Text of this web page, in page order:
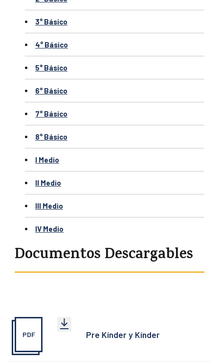
3° Básico
4° Básico
5° Básico
6° Básico
7° Básico
8° Básico
I Medio
II Medio
III Medio
IV Medio
Documentos Descargables
PDF Pre Kínder y Kínder